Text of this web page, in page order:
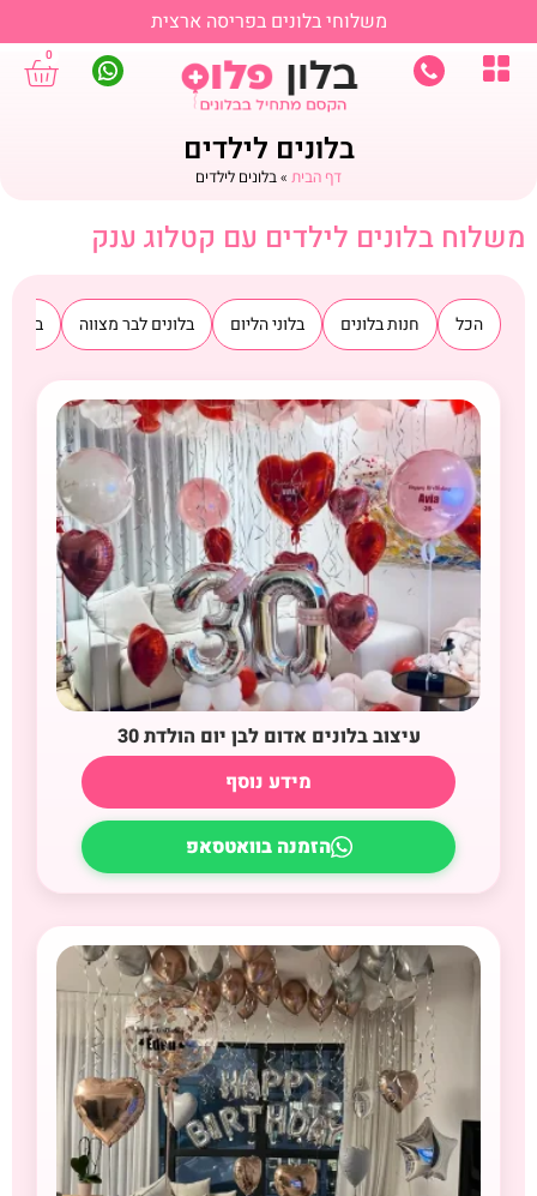
משלוחי בלונים בפריסה ארצית
0
בלונים לילדים
דף הבית »בלונים לילדים
משלוח בלונים לילדים עם קטלוג ענק
הכל חנות בלונים בלוני הליום בלונים לבר מצווה
עיצוב בלונים אדום לבן יום הולדת 30
מידע נוסף
הזמנה בוואטסאפ